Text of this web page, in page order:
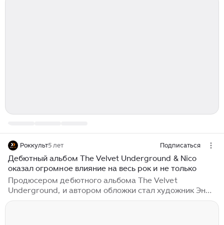
Роккульт5 лет Подписаться
Дебютный альбом The Velvet Underground & Nico
оказал огромное влияние на весь рок и не только
Продюсером дебютного альбома The Velvet
Underground, и автором обложки стал художник Энди
Уорхол